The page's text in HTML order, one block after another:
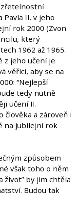
Pavla II. v jeho
rok 2000 (Zvon
který
1962 až 1965.
z jeho učení je
věřící, aby se na
“Nejlepší
tedy nutně
učení II.
člověka a zároveň i
na jubilejní rok
způsobem
však toho o něm
život” by jim chtěla
Budou tak